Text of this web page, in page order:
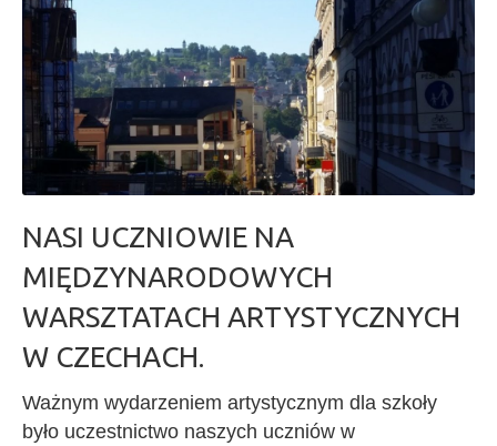
NASI UCZNIOWIE NA
MIĘDZYNARODOWYCH
WARSZTATACH ARTYSTYCZNYCH
W CZECHACH.
Ważnym wydarzeniem artystycznym dla szkoły
było uczestnictwo naszych uczniów w